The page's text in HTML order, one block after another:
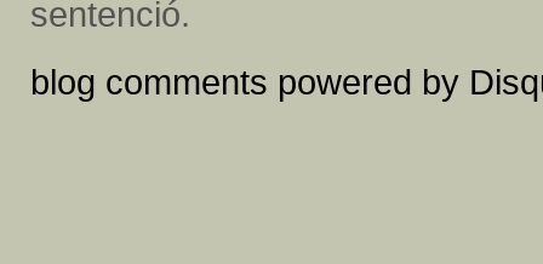
sentenció.
blog comments powered by